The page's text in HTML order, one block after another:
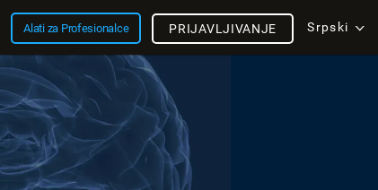
Alati za Profesionalce Srpski
PRIJAVLJIVANJE